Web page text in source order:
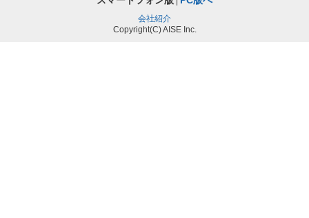
会社紹介
Copyright(C) AISE Inc.